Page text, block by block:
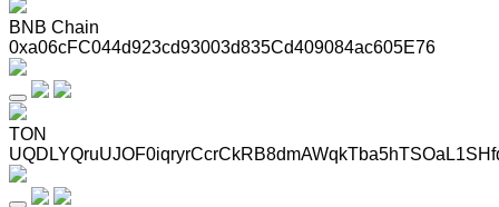
BNB Chain
0xa06cFC044d923cd93003d835Cd409084ac605E76
TON